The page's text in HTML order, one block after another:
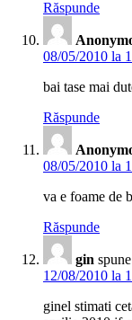
Răspunde
08/05/2010 la
bai tase mai
Răspunde
08/05/2010 la
va e foame de
Răspunde
gin
12/08/2010 la
ginel stimati